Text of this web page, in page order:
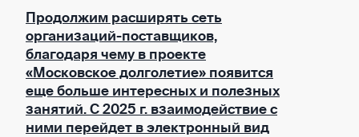
Продолжим расширять сеть
организаций-поставщиков,
благодаря чему в проекте
«Московское долголетие» появится
еще больше интересных и полезных
занятий. С 2025 г. взаимодействие с
ними перейдет в электронный вид